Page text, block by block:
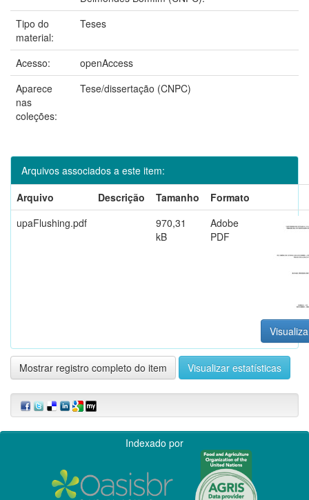
Tipo do
material:
Teses
Acesso:
openAccess
Aparece
nas
coleções:
Tese/dissertação (CNPC)
Arquivos associados a este item:
Arquivo
Descrição Tamanho
Formato
upaFlushing.pdf
970,31
kB
Adobe
PDF
Mostrar registro completo do item Visualizar estatísticas
Indexado por